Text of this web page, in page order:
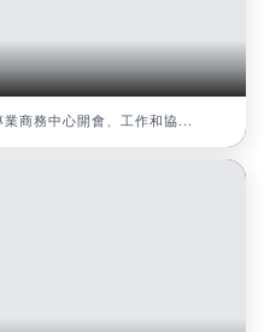
商務中心開會、工作和協...